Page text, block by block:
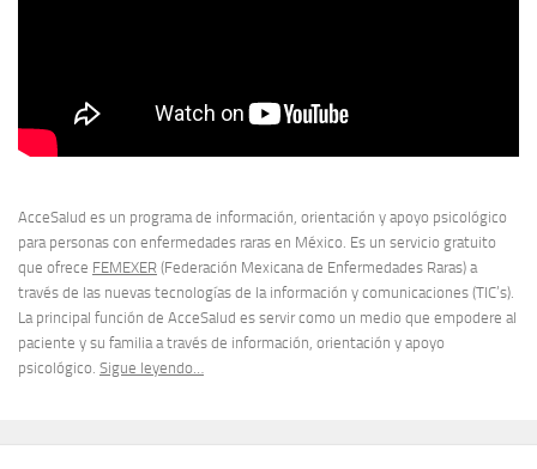
AcceSalud es un programa de información, orientación y apoyo psicológico
para personas con enfermedades raras en México. Es un servicio gratuito
que ofrece FEMEXER (Federación Mexicana de Enfermedades Raras) a
través de las nuevas tecnologías de la información y comunicaciones (TIC’s).
La principal función de AcceSalud es servir como un medio que empodere al
paciente y su familia a través de información, orientación y apoyo
psicológico. Sigue leyendo…